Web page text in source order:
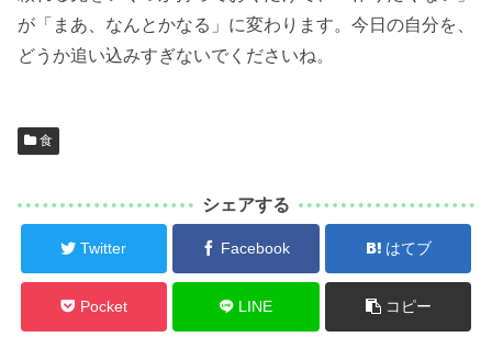
が「まあ、なんとかなる」に変わります。今日の自分を、
どうか追い込みすぎないでくださいね。
食
シェアする
Twitter Facebook はてブ
Pocket LINE コピー